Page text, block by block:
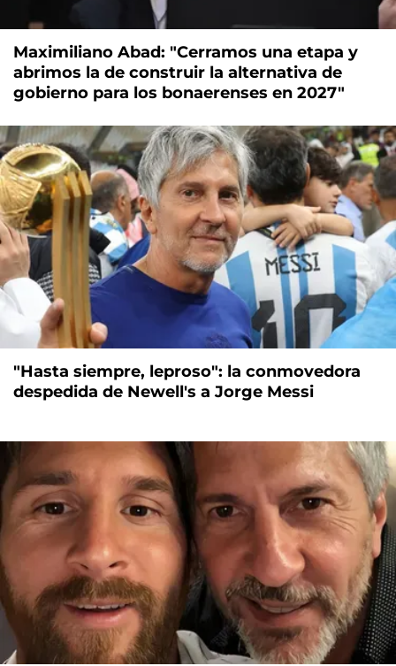
Maximiliano Abad: "Cerramos una etapa y
abrimos la de construir la alternativa de
gobierno para los bonaerenses en 2027"
"Hasta siempre, leproso": la conmovedora
despedida de Newell's a Jorge Messi